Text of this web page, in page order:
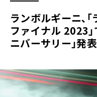
ランボルギーニ､｢
ファイナル 2023｣
ニバーサリー｣発表